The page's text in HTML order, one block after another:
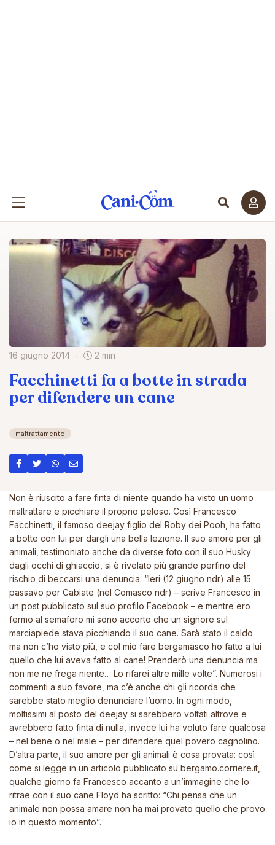
16 giugno 2014 2 min
Facchinetti fa a botte in strada
per difendere un cane
maltrattamento
Non è riuscito a fare finta di niente quando ha visto un uomo
maltrattare e picchiare il proprio peloso. Così Francesco
Facchinetti, il famoso deejay figlio del Roby dei Pooh, ha fatto
a botte con lui per dargli una bella lezione. Il suo amore per gli
animali, testimoniato anche da diverse foto con il suo Husky
dagli occhi di ghiaccio, si è rivelato più grande perfino del
rischio di beccarsi una denuncia: “Ieri (12 giugno ndr) alle 15
passavo per Cabiate (nel Comasco ndr) – scrive Francesco in
un post pubblicato sul suo profilo Facebook – e mentre ero
fermo al semaforo mi sono accorto che un signore sul
marciapiede stava picchiando il suo cane. Sarà stato il caldo
ma non c’ho visto più, e col mio fare bergamasco ho fatto a lui
quello che lui aveva fatto al cane! Prenderò una denuncia ma
non me ne frega niente… Lo rifarei altre mille volte”. Numerosi i
commenti a suo favore, ma c’è anche chi gli ricorda che
sarebbe stato meglio denunciare l’uomo. In ogni modo,
moltissimi al posto del deejay si sarebbero voltati altrove e
avrebbero fatto finta di nulla, invece lui ha voluto fare qualcosa
– nel bene o nel male – per difendere quel povero cagnolino.
D’altra parte, il suo amore per gli animali è cosa provata: così
come si legge in un articolo pubblicato su bergamo.corriere.it,
qualche giorno fa Francesco accanto a un’immagine che lo
ritrae con il suo cane Floyd ha scritto: “Chi pensa che un
animale non possa amare non ha mai provato quello che provo
io in questo momento”.